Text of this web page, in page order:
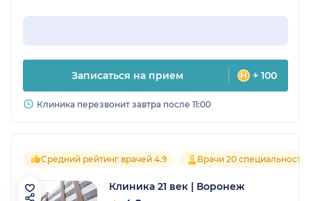
Записаться на прием + 100
Клиника перезвонит завтра после 11:00
Средний рейтинг врачей 4.9 Врачи 20
Клиника 21 век | Воронеж